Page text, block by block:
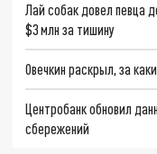
Лай собак довел певца
$3 млн за тишину
Овечкин раскрыл, за
Центробанк обновил
сбережений